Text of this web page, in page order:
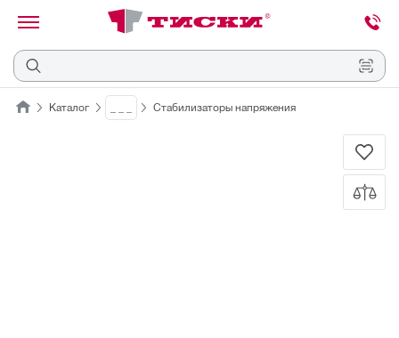
Отмена
Каталог Стабилизаторы напряжения